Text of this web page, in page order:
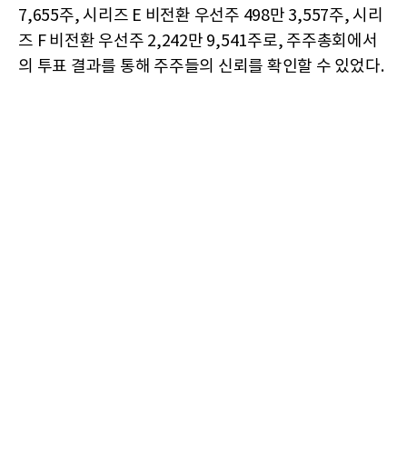
7,655주, 시리즈 E 비전환 우선주 498만 3,557주, 시리
즈 F 비전환 우선주 2,242만 9,541주로, 주주총회에서
의 투표 결과를 통해 주주들의 신뢰를 확인할 수 있었다.